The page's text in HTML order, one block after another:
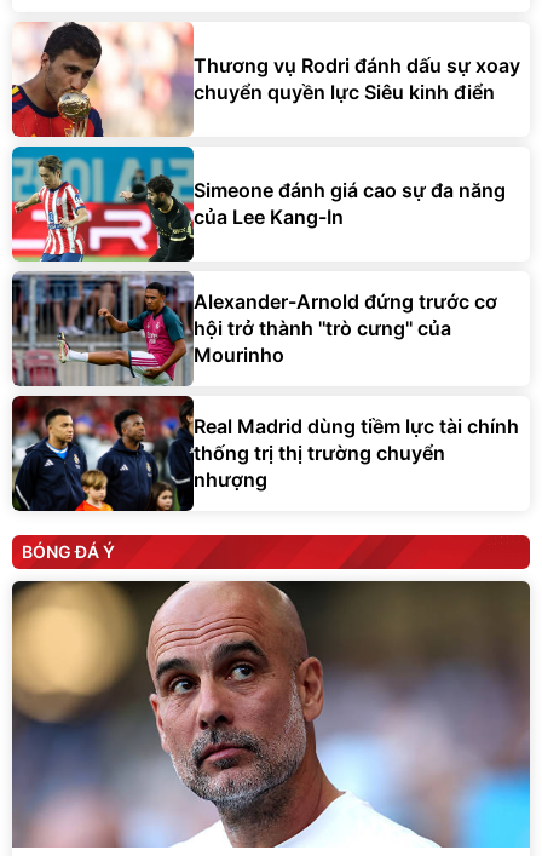
Thương vụ Rodri đánh dấu sự xoay
chuyển quyền lực Siêu kinh điển
Simeone đánh giá cao sự đa năng
của Lee Kang-In
Alexander-Arnold đứng trước cơ
hội trở thành ''trò cưng'' của
Mourinho
Real Madrid dùng tiềm lực tài chính
thống trị thị trường chuyển
nhượng
BÓNG ĐÁ Ý